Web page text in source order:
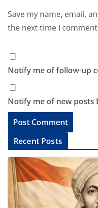
Save my name, email,
the next time I
Notify me of follow-up
Notify me of new posts
l
Recent Posts